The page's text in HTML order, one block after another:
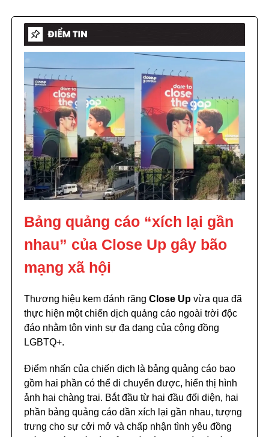
Bảng quảng cáo “xích lại gần
nhau” của Close Up gây bão
mạng xã hội
Thương hiệu kem đánh răng Close Up vừa qua đã
thực hiện một chiến dịch quảng cáo ngoài trời độc
đáo nhằm tôn vinh sự đa dạng của cộng đồng
LGBTQ+.
Điểm nhấn của chiến dịch là bảng quảng cáo bao
gồm hai phần có thể di chuyển được, hiển thị hình
ảnh hai chàng trai. Bắt đầu từ hai đầu đối diện, hai
phần bảng quảng cáo dần xích lại gần nhau, tượng
trưng cho sự cởi mở và chấp nhận tình yêu đồng